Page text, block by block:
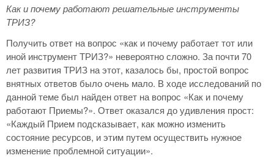
Как и почему работают решательные инструменты
ТРИЗ?
Получить ответ на вопрос «как и почему работает тот или
иной инструмент ТРИЗ?» невероятно сложно. За почти 70
лет развития ТРИЗ на этот, казалось бы, простой вопрос
внятных ответов было очень мало. В ходе исследований по
данной теме был найден ответ на вопрос «Как и почему
работают Приемы?». Ответ оказался до удивления прост:
«Каждый Прием подсказывает, как можно изменить
состояние ресурсов, и этим путем осуществить нужное
изменение проблемной ситуации».